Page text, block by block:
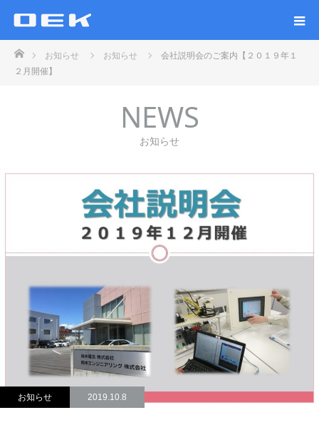
ホームお知らせ お知らせ
会社説明会のご案内【２０１９年１
２月開催】
NEWS
お知らせ
お知らせ 2019.10.8